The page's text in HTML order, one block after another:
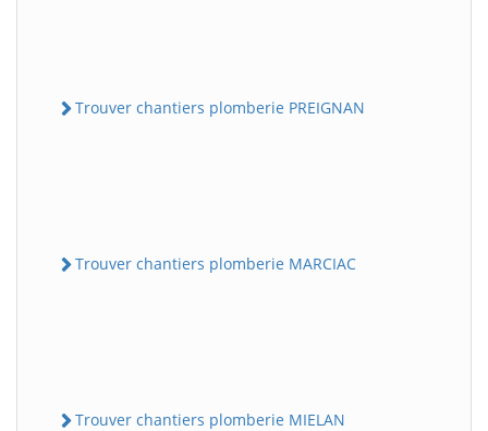
Trouver chantiers plomberie PREIGNAN
Trouver chantiers plomberie MARCIAC
Trouver chantiers plomberie MIELAN